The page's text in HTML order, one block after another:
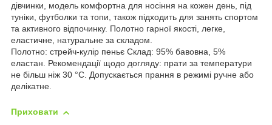
дівчинки, модель комфортна для носіння на кожен день, під
туніки, футболки та топи, також підходить для занять спортом
та активного відпочинку. Полотно гарної якості, легке,
еластичне, натуральне за складом.
Полотно: стрейч-кулір пеньє Склад: 95% бавовна, 5%
еластан. Рекомендації щодо догляду: прати за температури
не більш ніж 30 °C. Допускається прання в режимі ручне або
делікатне.
Приховати